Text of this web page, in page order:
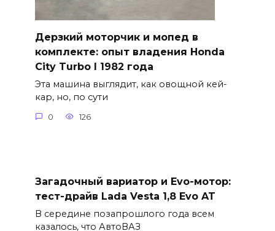
Дерзкий моторчик и мопед в
комплекте: опыт владения Honda
City Turbo I 1982 года
Эта машина выглядит, как овощной кей-
кар, но, по сути
0 126
Загадочный вариатор и Evo-мотор:
тест-драйв Lada Vesta 1,8 Evo AT
В середине позапрошлого года всем
казалось, что АвтоВАЗ